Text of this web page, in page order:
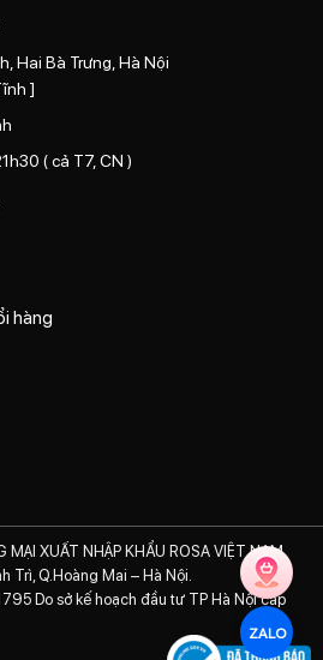
ZALO
Hai Bà Trưng, Hà Nội
]
( cả T7, CN )
hàng
XUẤT NHẬP KHẨU ROSA VIỆT NAM
Trì, Q.Hoàng Mai – Hà Nội.
Do sở kế hoạch đầu tư TP Hà Nội cấp